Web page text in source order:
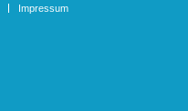
Impressum